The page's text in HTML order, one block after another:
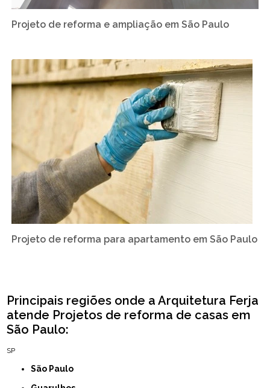
Projeto de reforma e ampliação em São Paulo
Projeto de reforma para apartamento em São Paulo
Principais regiões onde a Arquitetura Ferja
atende Projetos de reforma de casas em
São Paulo:
SP
São Paulo